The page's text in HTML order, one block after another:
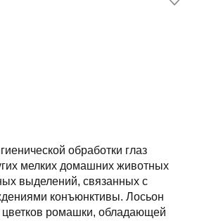
обработки глаз
мелких домашних животных
выделений, связанных с
конъюнктивы. Лосьон
цветков ромашки, обладающей